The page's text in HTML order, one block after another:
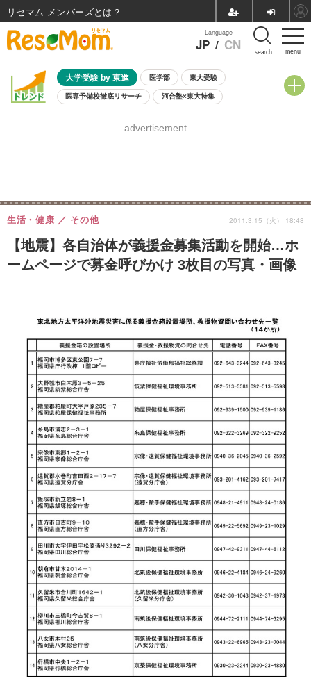
menu
Language
JP / CN search
大学受験 by 東進 医学部 東大受験
医専予備校徹底リサーチ 河合塾×東大特集
8月開催学校説明会・相談会
advertisement
【地震】各自治体が義援金募集活動を開始…ホ
ームページで募金呼びかけ 3枚目の写真・画像
生活・健康 その他 2011.3.15（火） 18:48
リセマム メンバーズ